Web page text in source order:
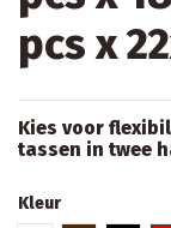
pcs x
Kies voor
tassen in twee
Kleur